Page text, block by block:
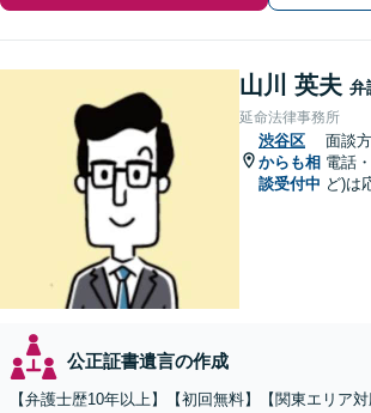
山川 英夫 弁
延命法律事務所
渋谷区
からも相
談受付中
面談
電話
ど)は
公正証書遺言の作成
【弁護士歴10年以上】【初回無料】【関東エリア